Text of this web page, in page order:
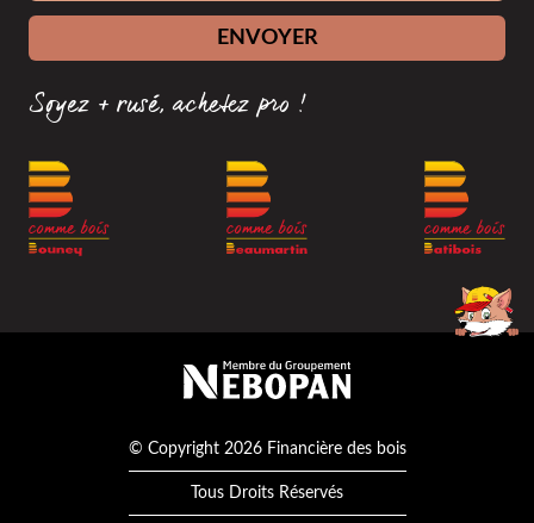
ENVOYER
Soyez + rusé, achetez pro !
Membre du groupement Nébopan
© Copyright 2026 Financière des bois
Tous Droits Réservés